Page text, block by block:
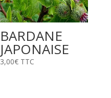
BARDANE
JAPONAISE
3,00€ TTC